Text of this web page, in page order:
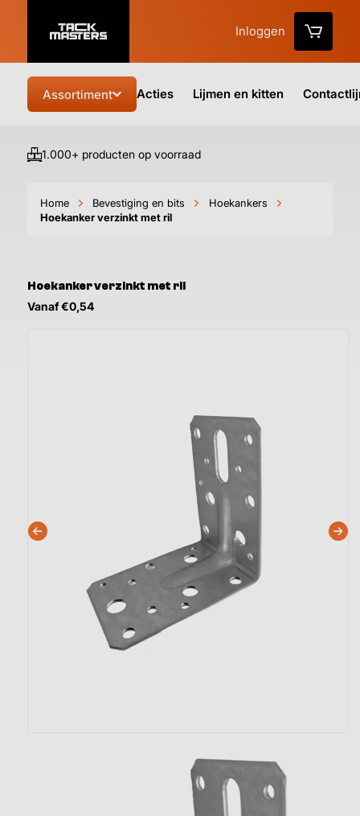
Inloggen
Assortiment Acties Lijmen en kitten
1.000+ producten op voorraad
Home Bevestiging en bits
Hoekankers
Hoekanker verzinkt met ril
Hoekanker verzinkt met ril
Vanaf €0,54